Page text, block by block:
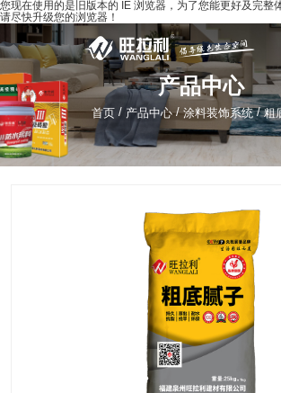
您现在使用的是旧版本的 IE 浏览器，为了您能更好及完整体验
请尽快升级您的浏览器！
产品中心
首页 / 产品中心 /涂料装饰系统 /粗